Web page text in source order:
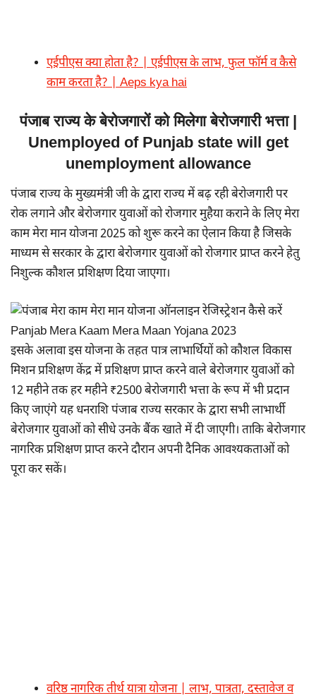
एईपीएस क्या होता है? | एईपीएस के लाभ, फुल फॉर्म व कैसे
काम करता है? | Aeps kya hai
पंजाब राज्य के बेरोजगारों को मिलेगा बेरोजगारी भत्ता |
Unemployed of Punjab state will get
unemployment allowance
पंजाब राज्य के मुख्यमंत्री जी के द्वारा राज्य में बढ़ रही बेरोजगारी पर
रोक लगाने और बेरोजगार युवाओं को रोजगार मुहैया कराने के लिए मेरा
काम मेरा मान योजना 2025 को शुरू करने का ऐलान किया है जिसके
माध्यम से सरकार के द्वारा बेरोजगार युवाओं को रोजगार प्राप्त करने हेतु
निशुल्क कौशल प्रशिक्षण दिया जाएगा।
इसके अलावा इस योजना के तहत पात्र लाभार्थियों को कौशल विकास
मिशन प्रशिक्षण केंद्र में प्रशिक्षण प्राप्त करने वाले बेरोजगार युवाओं को
12 महीने तक हर महीने ₹2500 बेरोजगारी भत्ता के रूप में भी प्रदान
किए जाएंगे यह धनराशि पंजाब राज्य सरकार के द्वारा सभी लाभार्थी
बेरोजगार युवाओं को सीधे उनके बैंक खाते में दी जाएगी। ताकि बेरोजगार
नागरिक प्रशिक्षण प्राप्त करने दौरान अपनी दैनिक आवश्यकताओं को
पूरा कर सकें।
वरिष्ठ नागरिक तीर्थ यात्रा योजना | लाभ, पात्रता, दस्तावेज व